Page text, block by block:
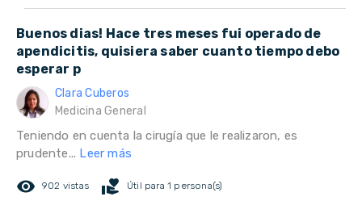
Buenos dias! Hace tres meses fui operado de
apendicitis, quisiera saber cuanto tiempo debo
esperar p
Clara Cuberos
Medicina General
Teniendo en cuenta la cirugía que le realizaron, es
prudente... Leer más
remove_red_eye 902 vistas volunteer_activism Útil para 1 persona(s)